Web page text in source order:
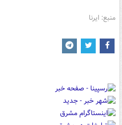
منبع: ایرنا